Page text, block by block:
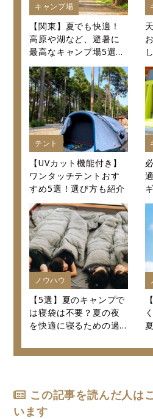
キャンプ場
【関東】夏でも快適！
高原や湖など、避暑に
最高なキャンプ場5選～
口コミから値段まで徹
底紹介～
テント
【UVカット機能付き】
ワンタッチテントおす
すめ5選！選び方も紹介
ノウハウ
【5選】夏のキャンプで
は寝袋は不要？夏の夜
を快適に寝るための過
この記事を読んだ人は
います